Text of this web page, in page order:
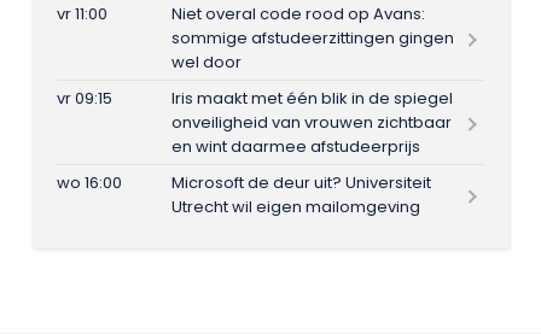
vr 11:00
Niet overal code rood op Avans:
sommige afstudeerzittingen gingen
wel door
vr 09:15
Iris maakt met één blik in de spiegel
onveiligheid van vrouwen zichtbaar
en wint daarmee afstudeerprijs
wo 16:00
Microsoft de deur uit? Universiteit
Utrecht wil eigen mailomgeving